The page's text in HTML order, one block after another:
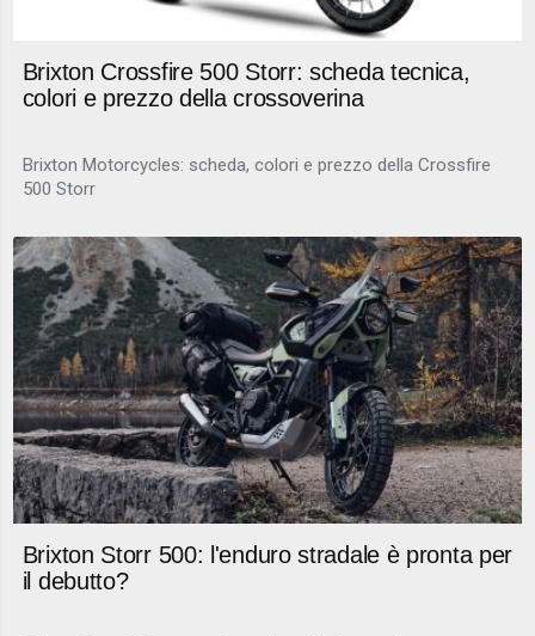
Brixton Crossfire 500 Storr: scheda tecnica,
colori e prezzo della crossoverina
Brixton Motorcycles: scheda, colori e prezzo della Crossfire
500 Storr
Brixton Storr 500: l'enduro stradale è pronta per
il debutto?